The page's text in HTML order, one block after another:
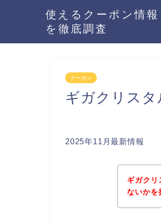
使えるクーポン情報
を徹底調査
クーポン
ギガクリス
2025年11月最新情報
ギガクリ
ないかを